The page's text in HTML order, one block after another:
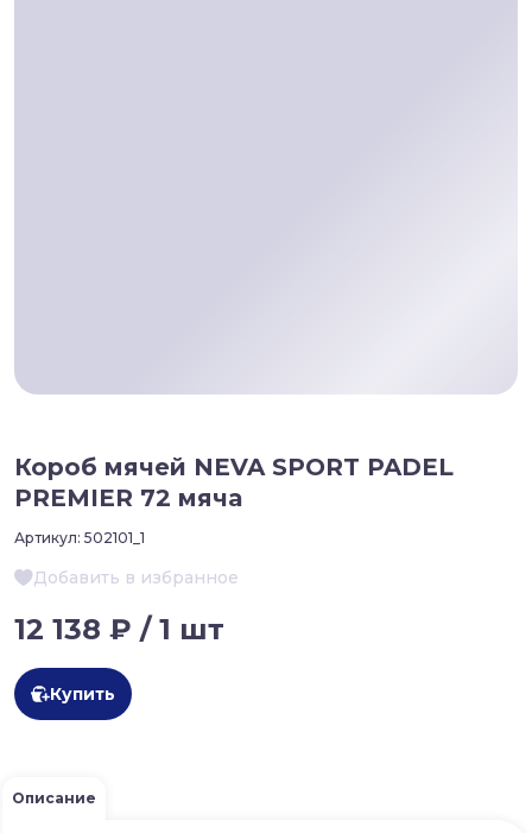
Короб мячей NEVA SPORT PADEL
PREMIER 72 мяча
Артикул: 502101_1
Добавить в избранное
12 138 ₽ / 1 шт
Купить
Описание